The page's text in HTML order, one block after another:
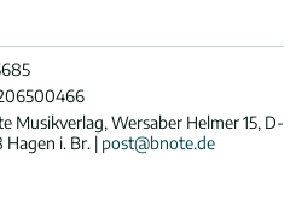
Musikverlag, Wersaber Helmer 15, D-
Hagen i. Br. | post@bnote.de